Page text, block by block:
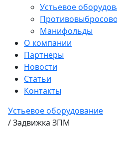
Устьевое
Манифольды
О компании
Партнеры
Новости
Статьи
Контакты
Устьевое оборудование
/Задвижка ЗПМ